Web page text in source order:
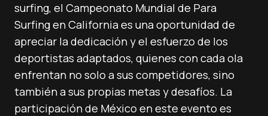
surfing, el Campeonato Mundial de Para
Surfing en California es una oportunidad de
apreciar la dedicación y el esfuerzo de los
deportistas adaptados, quienes con cada ola
enfrentan no solo a sus competidores, sino
también a sus propias metas y desafíos. La
participación de México en este evento es